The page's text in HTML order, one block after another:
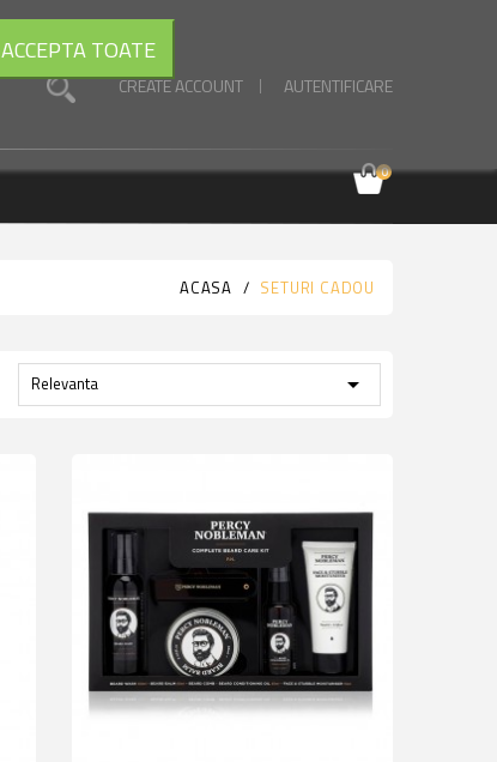
CREATE ACCOUNT AUTENTIFICARE
ACCEPTA TOATE
0
ACASA SETURI CADOU
Relevanta 